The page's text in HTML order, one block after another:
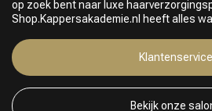
op zoek bent naar luxe
Shop.Kappersakademie.nl heeft alles
Klantenservice
Bekijk onze